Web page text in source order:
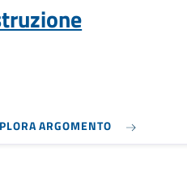
ARGOMENTO